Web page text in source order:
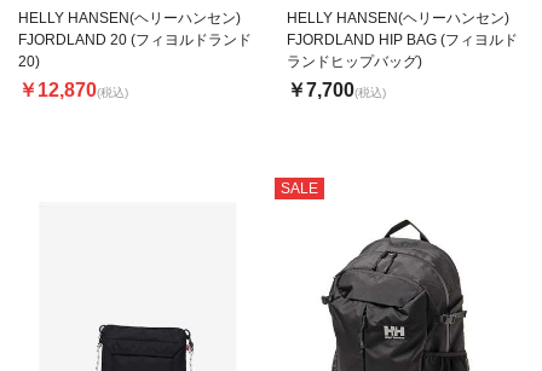
HELLY HANSEN(ヘリーハンセン)
FJORDLAND 20 (フィヨルドランド
20)
￥12,870(税込)
HELLY HANSEN(ヘリーハンセン)
FJORDLAND HIP BAG (フィヨルド
ランドヒップバッグ)
￥7,700(税込)
SALE